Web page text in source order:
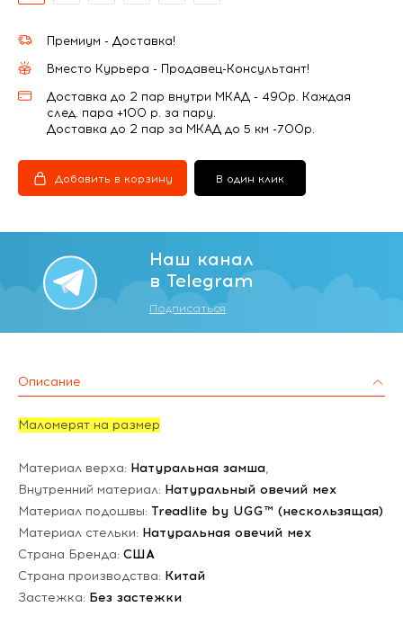
Премиум - Доставка!
Вместо Курьера - Продавец-Консультант!
Доставка до 2 пар внутри МКАД - 490р. Каждая
след. пара +100 р. за пару.
Доставка до 2 пар за МКАД до 5 км -700р.
Добавить в корзину В один клик
Наш канал
в Telegram
Подписаться
Описание
Маломерят на размер
Материал верха: Натуральная замша,
Внутренний материал: Натуральный овечий мех
Материал подошвы: Treadlite by UGG™ (нескользящая)
Материал стельки: Натуральная овечий мех
Страна Бренда: США
Страна производства: Китай
Застежка: Без застежки